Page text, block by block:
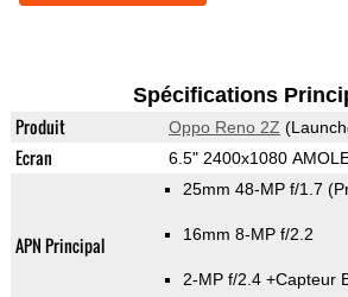
Spécifications
Produit Oppo Reno 2Z
Ecran 6.5" 2400x1080
APN Principal
25mm 48-MP f/1.7
16mm 8-MP f/2.2
2-MP f/2.4 +Capteur